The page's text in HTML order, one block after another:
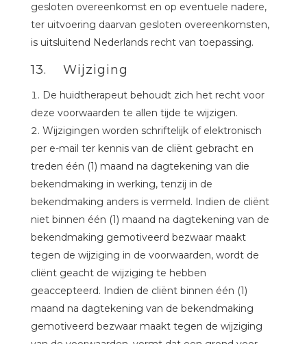
gesloten overeenkomst en op eventuele nadere,
ter uitvoering daarvan gesloten overeenkomsten,
is uitsluitend Nederlands recht van toepassing.
13. Wijziging
De huidtherapeut behoudt zich het recht voor
deze voorwaarden te allen tijde te wijzigen.
Wijzigingen worden schriftelijk of elektronisch
per e-mail ter kennis van de cliënt gebracht en
treden één (1) maand na dagtekening van die
bekendmaking in werking, tenzij in de
bekendmaking anders is vermeld. Indien de cliënt
niet binnen één (1) maand na dagtekening van de
bekendmaking gemotiveerd bezwaar maakt
tegen de wijziging in de voorwaarden, wordt de
cliënt geacht de wijziging te hebben
geaccepteerd. Indien de cliënt binnen één (1)
maand na dagtekening van de bekendmaking
gemotiveerd bezwaar maakt tegen de wijziging